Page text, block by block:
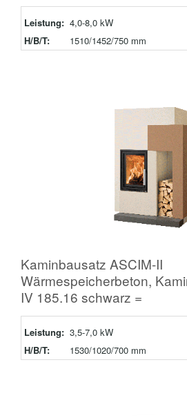
Leistung: 4,0-8,0 kW
H/B/T:
1510/1452/750 mm
Kaminbausatz ASCIM-II
Wärmespeicherbeton,
IV 185.16 schwarz =
Leistung: 3,5-7,0 kW
H/B/T:
1530/1020/700 mm